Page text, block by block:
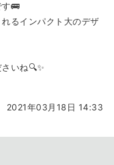
🚌
るインパクト大のデザ
いね🔍✨
2021年03月18日 14:33